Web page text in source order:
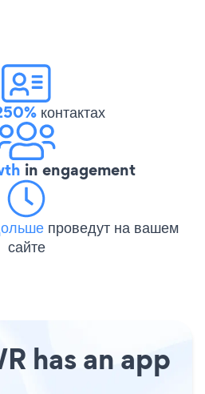
контактах
in engagement
проведут на вашем
сайте
has an app